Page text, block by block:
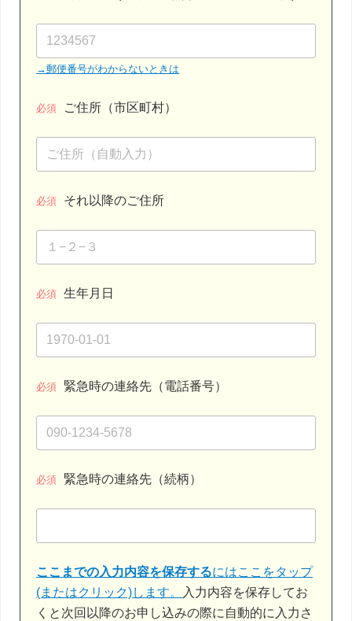
→郵便番号がわからないときは
必須 ご住所（市区町村）
必須 それ以降のご住所
必須 生年月日
必須 緊急時の連絡先（電話番号）
必須 緊急時の連絡先（続柄）
ここまでの入力内容を保存するにはここをタップ
(またはクリック)します。
入力内容を保存してお
くと次回以降のお申し込みの際に自動的に入力さ